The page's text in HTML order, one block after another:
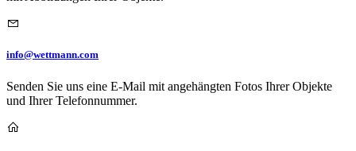
info@wettmann.com
Senden Sie uns eine E-Mail mit angehängten Fotos Ihrer Objekte
und Ihrer Telefonnummer.